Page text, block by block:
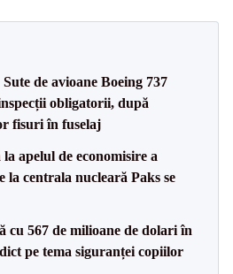
de avioane Boeing 737
obligatorii, după
fisuri în fuselaj
apelul de economisire a
la centrala nucleară Paks se
cu 567 de milioane de dolari în
pe tema siguranței copiilor